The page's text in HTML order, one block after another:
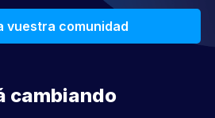
vuestra comunidad
cambiando